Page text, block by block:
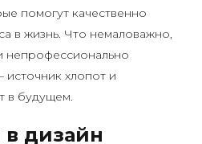
помогут качественно
в жизнь. Что немаловажно,
непрофессионально
хлопот и
в будущем.
дизайн